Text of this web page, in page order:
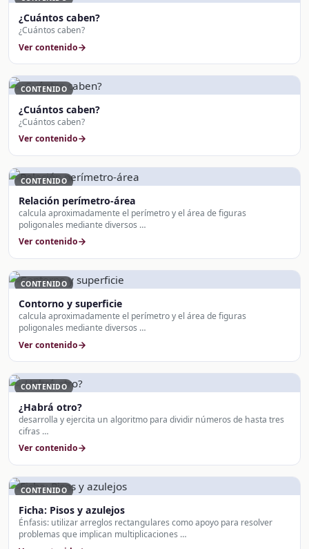
¿Cuántos caben?
¿Cuántos caben?
Ver contenido
CONTENIDO
¿Cuántos caben?
¿Cuántos caben?
Ver contenido
CONTENIDO
Relación perímetro-área
calcula aproximadamente el perímetro y el área de figuras
poligonales mediante diversos …
Ver contenido
CONTENIDO
Contorno y superficie
calcula aproximadamente el perímetro y el área de figuras
poligonales mediante diversos …
Ver contenido
CONTENIDO
¿Habrá otro?
desarrolla y ejercita un algoritmo para dividir números de hasta tres
cifras …
Ver contenido
CONTENIDO
Ficha: Pisos y azulejos
Énfasis: utilizar arreglos rectangulares como apoyo para resolver
problemas que implican multiplicaciones …